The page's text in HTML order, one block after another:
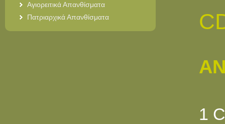
Αγιορειτικά Απανθίσματα
Πατριαρχικά Απανθίσματα
1